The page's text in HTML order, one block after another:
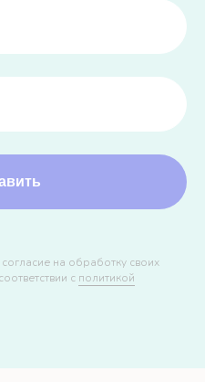
на обработку своих
с политикой